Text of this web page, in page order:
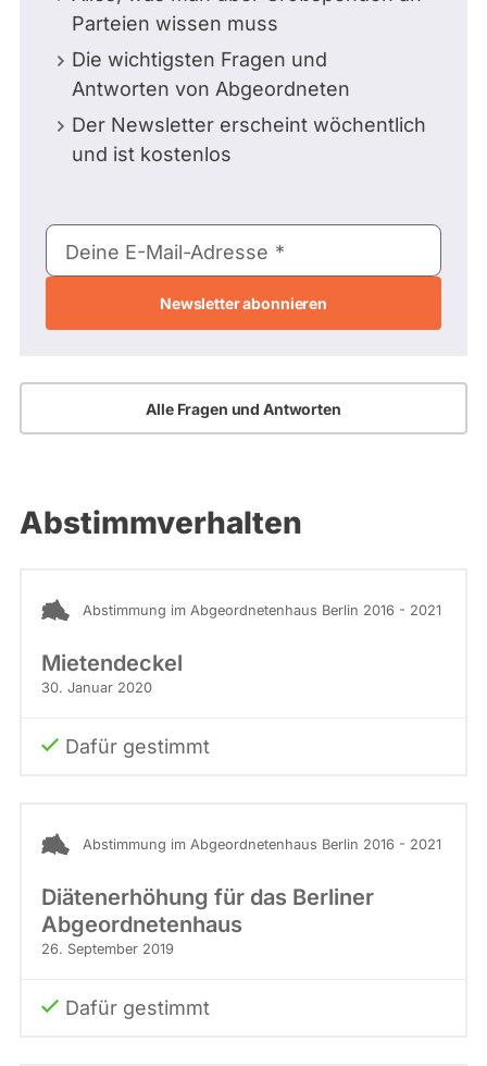
Parteien wissen muss
Die wichtigsten Fragen und
Antworten von Abgeordneten
Der Newsletter erscheint wöchentlich
und ist kostenlos
E-
Mail-
Deine E-Mail-Adresse
Alle Fragen und Antworten
Abstimmverhalten
Abstimmung im Abgeordnetenhaus Berlin 2016 - 2021
Mietendeckel
30. Januar 2020
Dafür gestimmt
Abstimmung im Abgeordnetenhaus Berlin 2016 - 2021
Diätenerhöhung für das Berliner
Abgeordnetenhaus
26. September 2019
Dafür gestimmt